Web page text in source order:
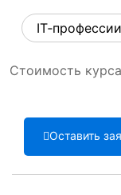
IT‑профессии
Стоимость
Оставить